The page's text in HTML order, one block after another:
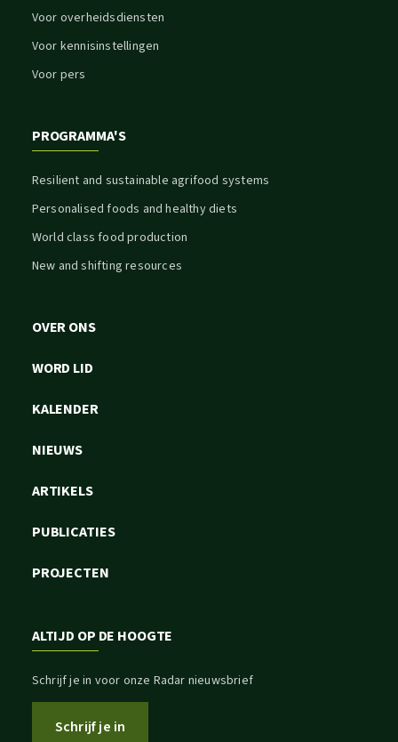
Voor overheidsdiensten
Voor kennisinstellingen
Voor pers
PROGRAMMA'S
Resilient and sustainable agrifood systems
Personalised foods and healthy diets
World class food production
New and shifting resources
OVER ONS
WORD LID
KALENDER
NIEUWS
ARTIKELS
PUBLICATIES
PROJECTEN
ALTIJD OP DE HOOGTE
Schrijf je in voor onze Radar nieuwsbrief
Schrijf je in